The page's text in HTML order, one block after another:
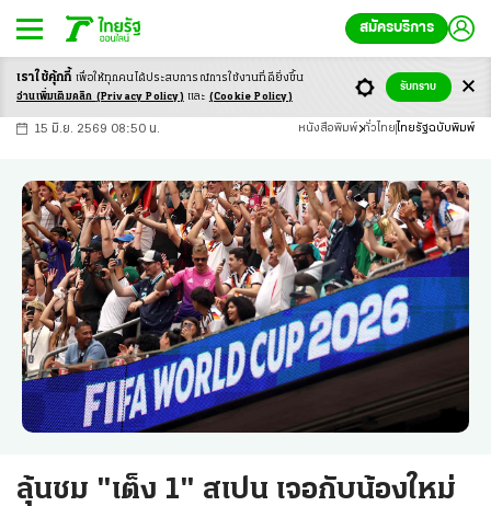
สมัครบริการ
-ก ก ก+
15 มิ.ย. 2569 08:50 น. หนังสือพิมพ์ ทั่วไทย ไทยรัฐฉบับพิมพ์
ลุ้นชม "เต็ง 1" สเปน เจอกับน้องใหม่
เราใช้คุ้กกี้ เพื่อให้ทุกคนได้ประสบการณ์การใช้งานที่ดียิ่งขึ้น
อ่านเพิ่มเติมคลิก (Privacy Policy) และ (Cookie Policy)
รับทราบ